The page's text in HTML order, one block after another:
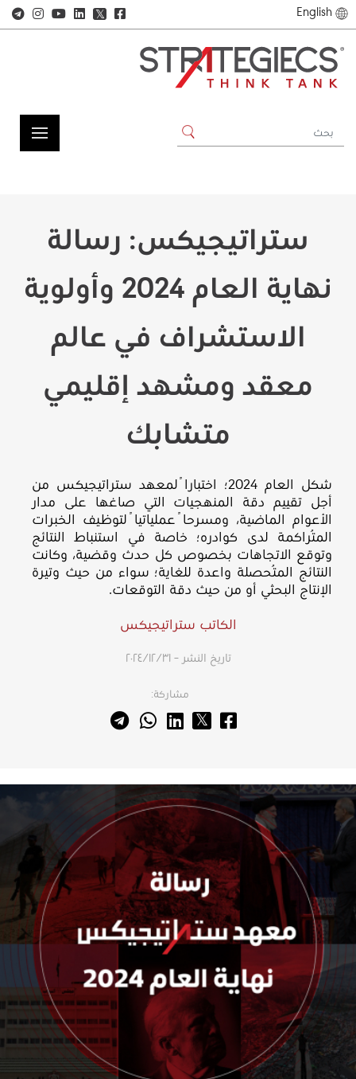
English
𝕏
ستراتيجيكس: رسالة
نهاية العام 2024 وأولوية
الاستشراف في عالم
معقد ومشهد إقليمي
متشابك
شكل العام 2024؛ اختباراً لمعهد ستراتيجيكس من
أجل تقييم دقة المنهجيات التي صاغها على مدار
الأعوام الماضية، ومسرحاً عملياتياً لتوظيف الخبرات
المُتراكمة لدى كوادره؛ خاصة في استنباط النتائج
وتوقع الاتجاهات بخصوص كل حدث وقضية، وكانت
النتائج المُتحصلة واعدة للغاية؛ سواء من حيث وتيرة
الإنتاج البحثي أو من حيث دقة التوقعات.
الكاتب ستراتيجيكس
تاريخ النشر – ٣١‏/١٢‏/٢٠٢٤
مشاركة: